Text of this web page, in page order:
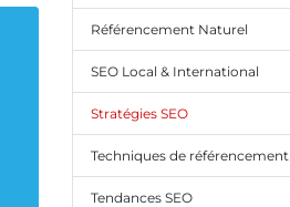
Référencement Naturel
SEO Local & International
Stratégies SEO
Techniques de référencement
Tendances SEO